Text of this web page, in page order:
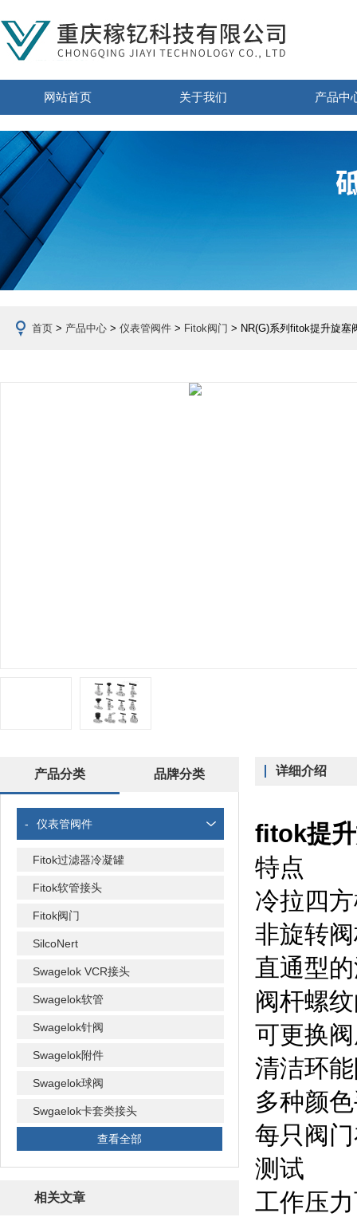
网站首页 关于我们 产品中
首页 > 产品中心 > 仪表管阀件 > Fitok阀门 > NR(G)系列fitok提升旋塞
产品分类 品牌分类
- 仪表管阀件
Fitok过滤器冷凝罐
Fitok软管接头
Fitok阀门
SilcoNert
Swagelok VCR接头
Swagelok软管
Swagelok针阀
Swagelok附件
Swagelok球阀
Swgaelok卡套类接头
查看全部
相关文章
详细介绍
fitok提
特点
冷拉四
非旋转
直通型
阀杆螺
可更换
清洁环
多种颜
每只阀
测试
工作压